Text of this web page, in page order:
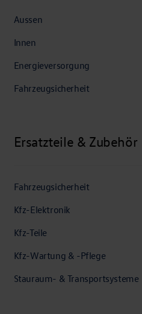
Aussen
Innen
Energieversorgung
Fahrzeugsicherheit
Ersatzteile & Zubehör
Fahrzeugsicherheit
Kfz-Elektronik
Kfz-Teile
Kfz-Wartung & -Pflege
Stauraum- & Transportsysteme